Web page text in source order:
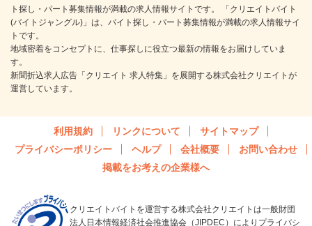
ト探し・パート募集情報が満載の求人情報サイトです。 「クリエイトバイト
(バイトジャングル)」は、バイト探し・パート募集情報が満載の求人情報サイ
トです。
地域密着をコンセプトに、仕事探しに役立つ最新の情報をお届けしていま
す。
新聞折込求人広告「クリエイト 求人特集」を展開する株式会社クリエイトが
運営しています。
利用規約 リンクについて
サイトマップ
プライバシーポリシー
ヘルプ 会社概要
お問い合わせ
掲載をお考えの企業様へ
クリエイトバイトを運営する株式会社クリエイトは一般財団
法人日本情報経済社会推進協会（JIPDEC）によりプライバシ